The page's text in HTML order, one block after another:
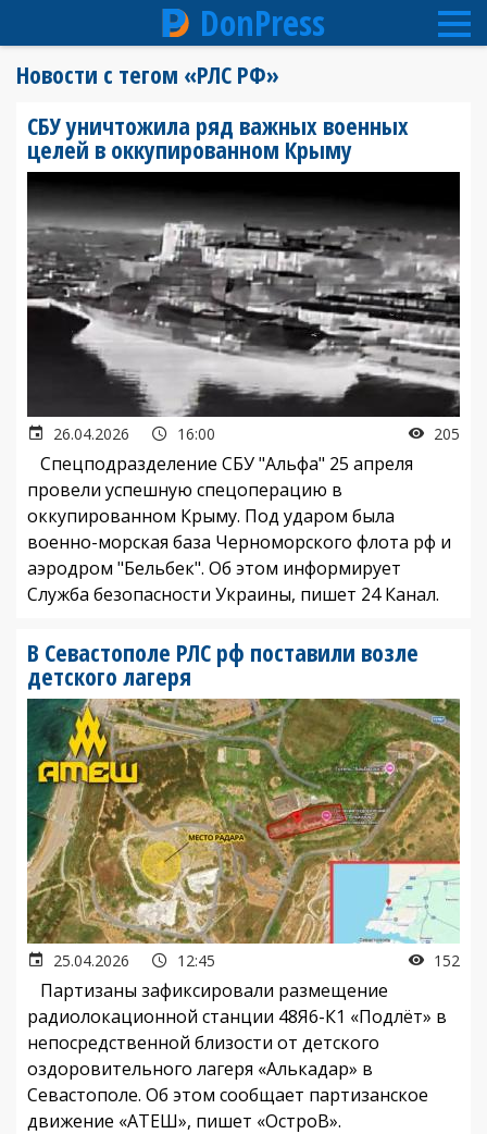
содержанию
DonPress
Новости с тегом «РЛС РФ»
СБУ уничтожила ряд важных военных
целей в оккупированном Крыму
26.04.2026 16:00 205
Спецподразделение СБУ "Альфа" 25 апреля
провели успешную спецоперацию в
оккупированном Крыму. Под ударом была
военно-морская база Черноморского флота рф и
аэродром "Бельбек". Об этом информирует
Служба безопасности Украины, пишет 24 Канал.
В Севастополе РЛС рф поставили возле
детского лагеря
25.04.2026 12:45 152
Партизаны зафиксировали размещение
радиолокационной станции 48Я6-К1 «Подлёт» в
непосредственной близости от детского
оздоровительного лагеря «Алькадар» в
Севастополе. Об этом сообщает партизанское
движение «АТЕШ», пишет «ОстроВ».